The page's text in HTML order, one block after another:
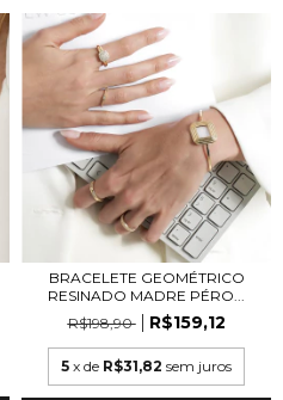
BRACELETE GEOMÉTRICO
RESINADO MADRE PÉRO...
R$198,90
R$159,12
5 x de R$31,82 sem juros